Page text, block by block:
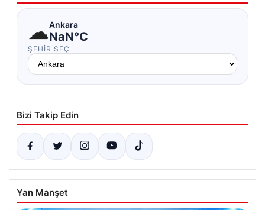
☁Ankara
NaN°C
ŞEHIR SEÇ
Bizi Takip Edin
Yan Manşet